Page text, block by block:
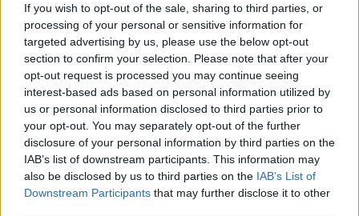
If you wish to opt-out of the sale, sharing to third parties, or
processing of your personal or sensitive information for
targeted advertising by us, please use the below opt-out
section to confirm your selection. Please note that after your
opt-out request is processed you may continue seeing
interest-based ads based on personal information utilized by
us or personal information disclosed to third parties prior to
your opt-out. You may separately opt-out of the further
disclosure of your personal information by third parties on the
IAB’s list of downstream participants. This information may
also be disclosed by us to third parties on the IAB’s List of
Downstream Participants that may further disclose it to other
volna
Rosberg aHigh Performancepodcastben idézte
fel, milyen nyomás nehezedett rá, amikor
Verstappennel találta szembe magát a pályán.„A
többiek hátulról egyre közelebb jöttek, Lewis
pedig folyamatosan távolodott. A mérnököm,
Tony Ross szólt rádión, hogy Nico, most azonnal